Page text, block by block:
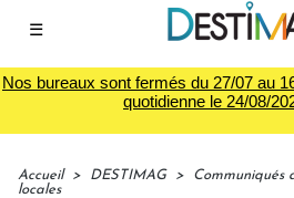
☰
Nos bureaux sont fermés du 27/07 au
quotidienne le 24/08/
Accueil > DESTIMAG >
Communiqués
locales